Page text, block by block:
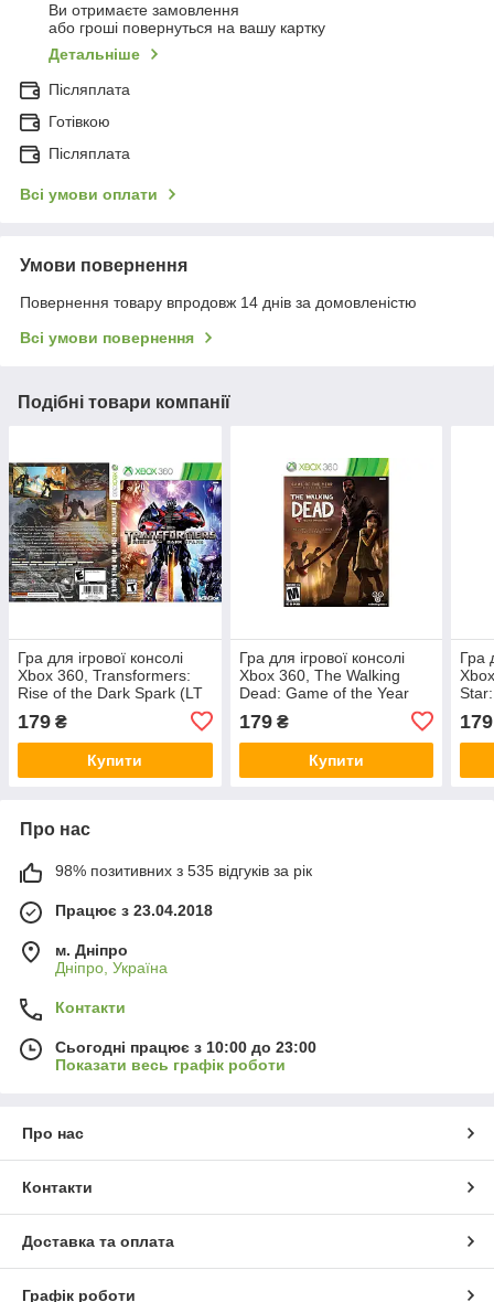
Ви отримаєте замовлення
або гроші повернуться на вашу картку
Детальніше
Післяплата
Готівкою
Післяплата
Всі умови оплати
Умови повернення
Повернення товару впродовж 14 днів за домовленістю
Всі умови повернення
Подібні товари компанії
Гра для ігрової консолі
Xbox 360, Transformers:
Rise of the Dark Spark (LT
179 ₴
Купити
Гра для ігрової консолі
Xbox 360, The Walking
Dead: Game of the Year
179₴
Купити
Гра
179
Про нас
98% позитивних з 535 відгуків за рік
Працює з 23.04.2018
м. Дніпро
Дніпро, Україна
Контакти
Сьогодні працює з 10:00 до 23:00
Показати весь графік роботи
Про нас
Контакти
Доставка та оплата
Графік роботи